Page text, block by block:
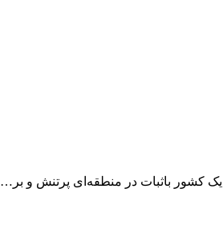
کشور باثبات در منطقه‌ای پرتنش و بر…